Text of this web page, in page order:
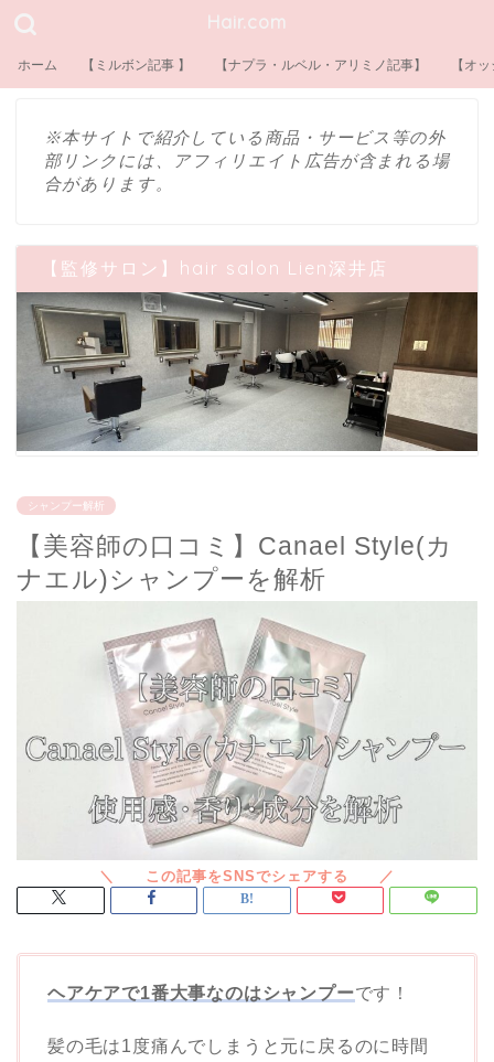
Hair.com
ホーム 【ミルボン記事 】 【ナプラ・ルベル・アリミノ記事】 【オ
※本サイトで紹介している商品・サービス等の外
部リンクには、アフィリエイト広告が含まれる場
合があります。
【監修サロン】hair salon Lien深井店
シャンプー解析
【美容師の口コミ】Canael Style(カ
ナエル)シャンプーを解析
ヘアケアで1番大事なのはシャンプーです！
髪の毛は1度痛んでしまうと元に戻るのに時間